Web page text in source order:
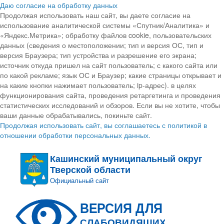
Даю согласие на обработку данных
Продолжая использовать наш сайт, вы даете согласие на
использование аналитической системы «Спутник/Аналитика» и
«Яндекс.Метрика»; обработку файлов cookie, пользовательских
данных (сведения о местоположении; тип и версия ОС, тип и
версия Браузера; тип устройства и разрешение его экрана;
источник откуда пришел на сайт пользователь; с какого сайта или
по какой рекламе; язык ОС и Браузер; какие страницы открывает и
на какие кнопки нажимает пользователь; ip-адрес). в целях
функционирования сайта, проведения ретаргетинга и проведения
статистических исследований и обзоров. Если вы не хотите, чтобы
ваши данные обрабатывались, покиньте сайт.
Продолжая использовать сайт, вы соглашаетесь с политикой в
отношении обработки персональных данных.